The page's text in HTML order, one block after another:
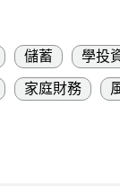
儲蓄 學投
家庭財務